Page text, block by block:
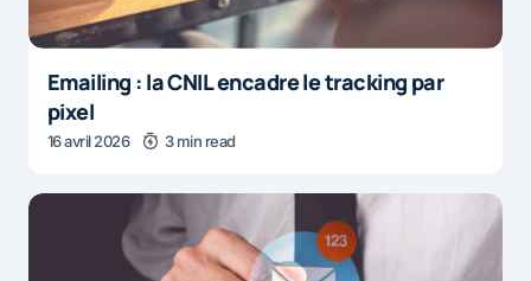
Emailing : la CNIL encadre le tracking par
pixel
16 avril 2026 3 min read